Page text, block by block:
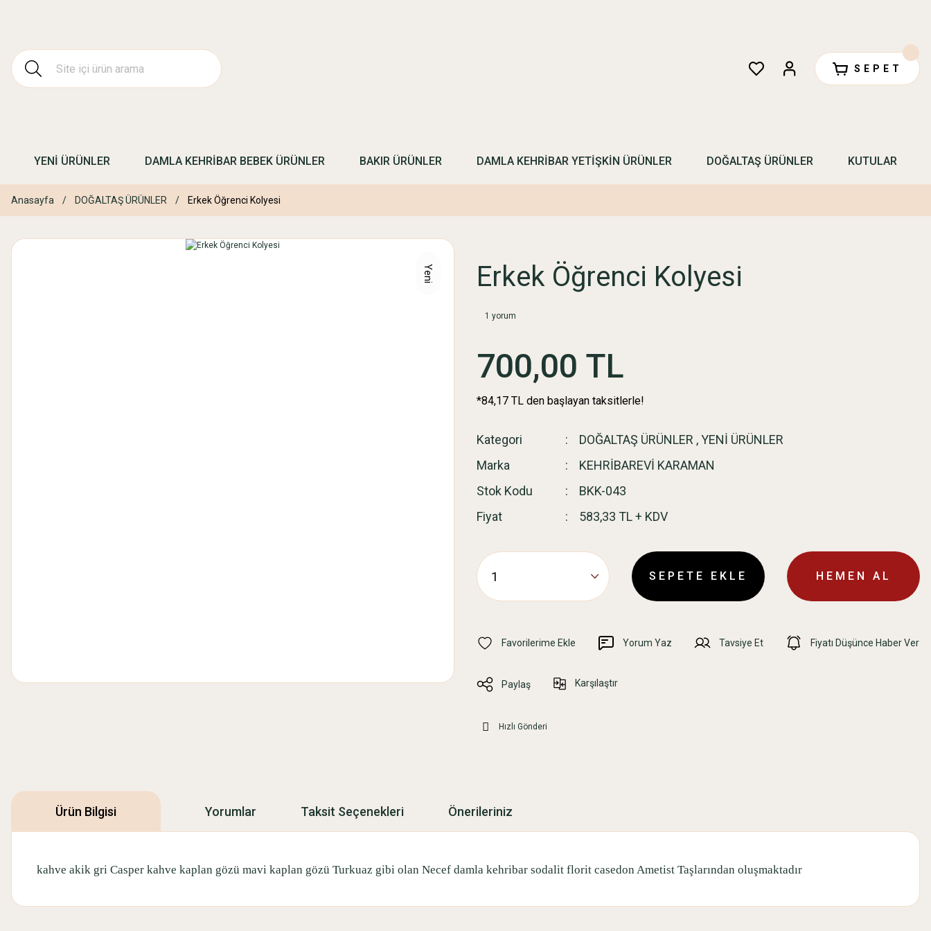
SEPET
YENİ ÜRÜNLER DAMLA KEHRİBAR BEBEK ÜRÜNLER BAKIR ÜRÜNLER DAMLA KEHRİBAR YETİŞKİN ÜRÜNLER DOĞALTAŞ ÜRÜNLER KUTULAR
Anasayfa DOĞALTAŞ ÜRÜNLER Erkek Öğrenci Kolyesi
Yeni Erkek Öğrenci Kolyesi
1 yorum
700,00 TL
*84,17 TL den başlayan taksitlerle!
Kategori DOĞALTAŞ ÜRÜNLER ,YENİ ÜRÜNLER
Marka
KEHRİBAREVİ KARAMAN
Stok Kodu
BKK-043
Fiyat
583,33 TL + KDV
SEPETE EKLE HEMEN AL
Yorum Yaz Tavsiye Et Fiyatı Düşünce Haber Ver
Paylaş Karşılaştır
Hızlı Gönderi
Ürün Bilgisi Yorumlar Taksit Seçenekleri Önerileriniz
kahve akik gri Casper kahve kaplan gözü mavi kaplan gözü Turkuaz gibi olan Necef damla kehribar sodalit florit casedon Ametist Taşlarından oluşmaktadır